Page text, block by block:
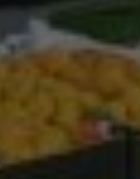
Marketing
Marketing Cookies
Publishern verwendet,
Besucher über Websites
Externe Medien